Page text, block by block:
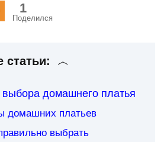
1
Поделился
статьи:
выбора домашнего платья
домашних платьев
выбрать